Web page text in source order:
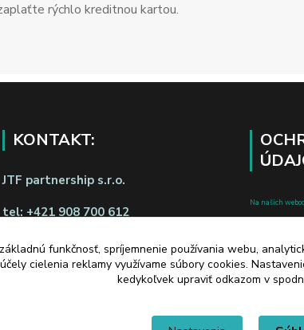
rýchlo kreditnou kartou.
KONTAKT:
JTF partnership s.r.o.
tel: +421 908 700 612
napíšte nám
Odstúpiť od zmluvy tu
Na našich
chránené v
a o zmene a
funkčnosť, spríjemnenie používania webu,
účely cielenia reklamy využívame súbory cookies.
kedykoľvek upraviť odkazom v